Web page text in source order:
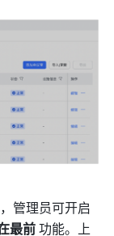
，管理员可开启
最前 功能。上